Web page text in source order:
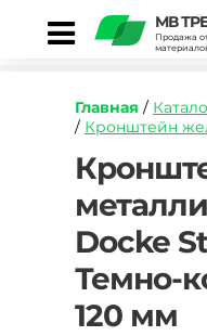
МВ
Продажа
Главная /
/ Кронштейн
https://
zheloba-
metallicheskij-
docke-
standard-
temno-
korichnevyj-
120-
mm.jpg
Docke
Темно-
120 мм